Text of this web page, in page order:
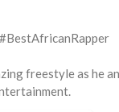
freestyle as he